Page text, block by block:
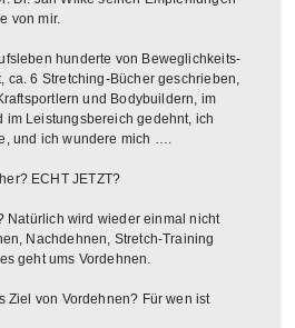
von mir.
hunderte von Beweglichkeits-
ca. 6 Stretching-Bücher geschrieben,
und Bodybuildern, im
im Leistungsbereich gedehnt, ich
und ich wundere mich ….
ECHT JETZT?
Natürlich wird wieder einmal nicht
Nachdehnen, Stretch-Training
geht ums Vordehnen.
Ziel von Vordehnen? Für wen ist